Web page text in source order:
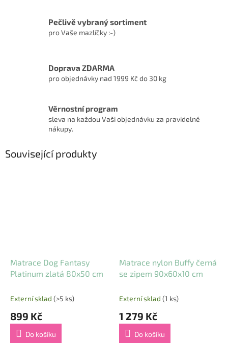
Pečlivě vybraný sortiment
pro Vaše mazlíčky :-)
Doprava ZDARMA
pro objednávky nad 1999 Kč do 30 kg
Věrnostní program
sleva na každou Vaši objednávku za pravidelné
nákupy.
Související produkty
Matrace Dog Fantasy
Platinum zlatá 80x50 cm
Externí sklad (>5 ks)
899 Kč
Do košíku
Matrace nylon Buffy černá
se zipem 90x60x10 cm
Externí sklad (1 ks)
1 279 Kč
Do košíku